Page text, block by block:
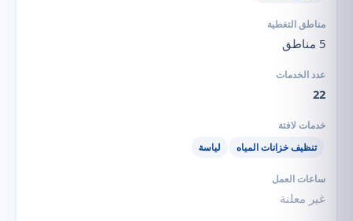
5 مناطق
22
تنظيف خزانات المياه لياسة
غير معلنة